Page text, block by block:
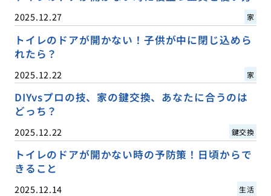
2025.12.27 家
トイレのドアが開かない！子供が中に閉じ込めら
れたら？
2025.12.22 家
DIYvsプロの技、家の鍵交換、あなたに合うのは
どっち？
2025.12.22 鍵交換
トイレのドアが開かない時の予防策！日頃からで
きること
2025.12.14 生活